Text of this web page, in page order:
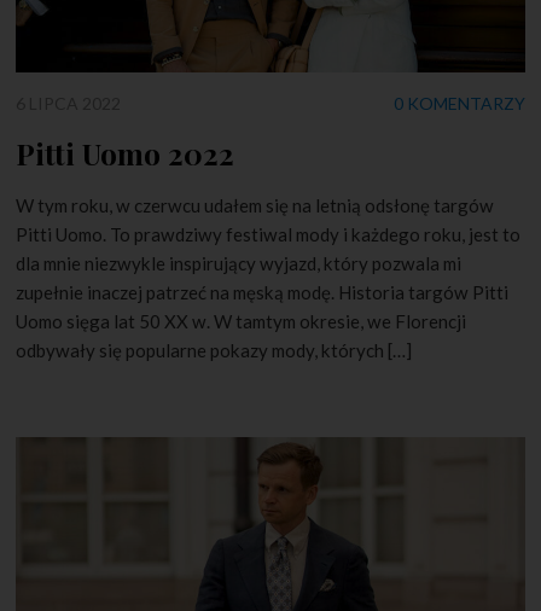
0 KOMENTARZY
Pitti Uomo 2022
W tym roku, w czerwcu udałem się na letnią odsłonę targów
Pitti Uomo. To prawdziwy festiwal mody i każdego roku, jest to
dla mnie niezwykle inspirujący wyjazd, który pozwala mi
zupełnie inaczej patrzeć na męską modę. Historia targów Pitti
Uomo sięga lat 50 XX w. W tamtym okresie, we Florencji
odbywały się popularne pokazy mody, których […]